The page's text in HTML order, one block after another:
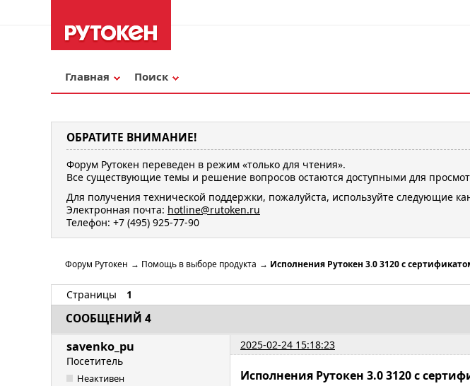
Главная Поиск
ОБРАТИТЕ ВНИМАНИЕ!
Форум Рутокен переведен в режим «только для чтения».
Все существующие темы и решение вопросов остаются доступными для
Для получения технической поддержки, пожалуйста, используйте следующие
Электронная почта: hotline@rutoken.ru
Телефон: +7 (495) 925-77-90
Форум Рутокен → Помощь в выборе продукта → Исполнения Рутокен 3.0 3120 с
Страницы 1
СООБЩЕНИЙ 4
savenko_pu
2025-02-24 15:18:23
Посетитель
Неактивен Исполнения Рутокен 3.0 3120 с